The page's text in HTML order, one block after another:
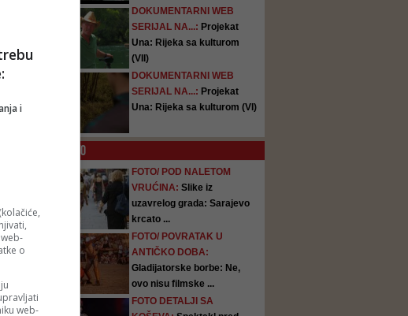
DOKUMENTARNI WEB
SERIJAL NA...: Projekat
Una: Rijeka sa kulturom
(VII)
DOKUMENTARNI WEB
SERIJAL NA...: Projekat
Una: Rijeka sa kulturom (VI)
FOTO
FOTO/ POD NALETOM
VRUĆINA: Slike iz
uzavrelog grada: Sarajevo
krcato ...
FOTO/ POVRATAK U
ANTIČKO DOBA:
Gladijatorske borbe: Ne,
ovo nisu filmske ...
FOTO DETALJI SA
i
o
web-